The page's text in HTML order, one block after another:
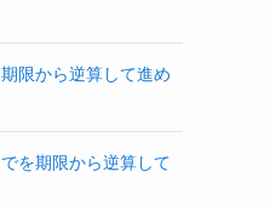
限から逆算して進め
を期限から逆算して